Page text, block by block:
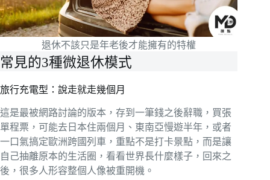
退休不該只是年老後才能擁有的特權
常見的3種微退休模式
旅行充電型：說走就走幾個月
這是最被網路討論的版本，存到一筆錢之後辭職，買張
單程票，可能去日本住兩個月、東南亞慢遊半年，或者
一口氣搞定歐洲跨國列車，重點不是打卡景點，而是讓
自己抽離原本的生活圈，看看世界長什麼樣子，回來之
後，很多人形容整個人像被重開機。